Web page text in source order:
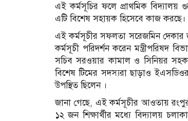
এই কর্মসূচির ফলে প্রাথমিক বিদ্যালয়
এটি বিশেষ সহায়ক হিসেবে কাজ করছে।
এই কর্মসূচীর সফলতা সরেজমিন দেকার
কর্মসূচী পরিদর্শন করেন মন্ত্রীপরিষদ
সচিব সরওয়ার কামাল ও সিনিয়র
বিশেষ টিমের সদস্যরা ছাড়াও
উপস্থিত ছিলেন ।
জানা গেছে, এই কর্মসূচীর আওতায়
১২ জন শিক্ষার্থীর মধ্যে বিদ্যালয়